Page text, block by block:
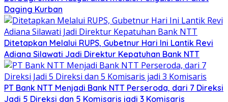
Daging Kurban
Ditetapkan Melalui RUPS, Gubetnur Hari Ini Lantik Revi
Adiana Silawati Jadi Direktur Kepatuhan Bank NTT
PT Bank NTT Menjadi Bank NTT Perseroda, dari 7 Direksi
Jadi 5 Direksi dan 5 Komisaris jadi 3 Komisaris